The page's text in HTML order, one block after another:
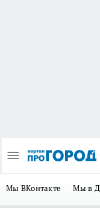
Мы ВКонтакте Мы в